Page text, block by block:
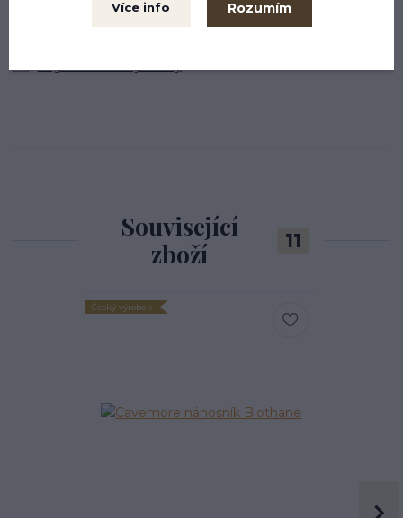
Související
zboží
11
Český výrobek
Více info Rozumím